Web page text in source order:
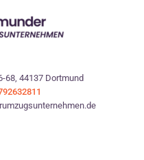
68, 44137 Dortmund